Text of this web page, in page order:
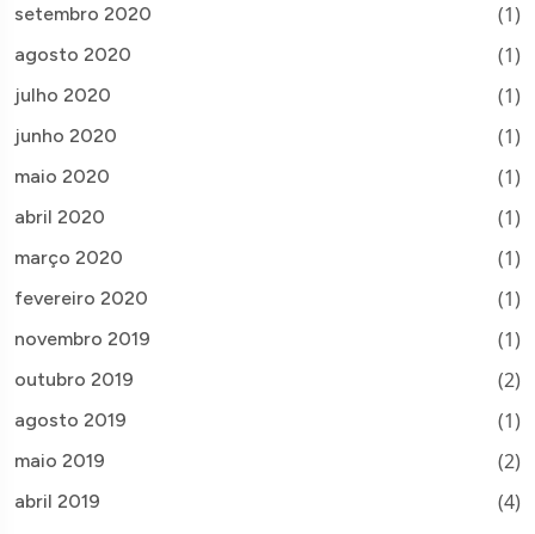
setembro 2020 (1)
agosto 2020 (1)
julho 2020 (1)
junho 2020 (1)
maio 2020 (1)
abril 2020 (1)
março 2020 (1)
fevereiro 2020 (1)
novembro 2019 (1)
outubro 2019 (2)
agosto 2019 (1)
maio 2019 (2)
abril 2019 (4)